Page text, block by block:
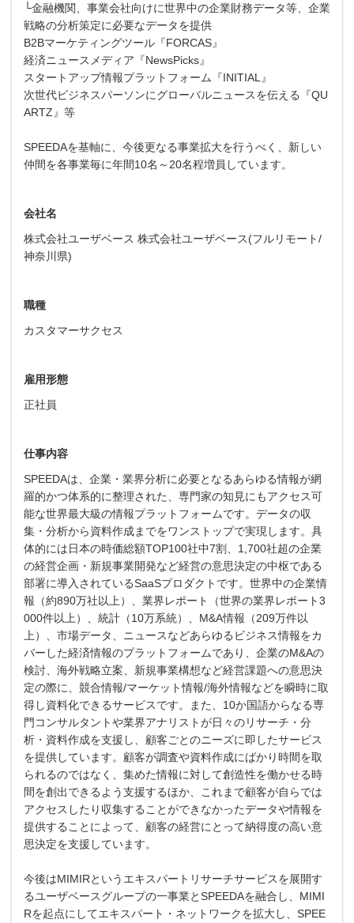
└金融機関、事業会社向けに世界中の企業財務データ等、企業
戦略の分析策定に必要なデータを提供
B2Bマーケティングツール『FORCAS』
経済ニュースメディア『NewsPicks』
スタートアップ情報プラットフォーム『INITIAL』
次世代ビジネスパーソンにグローバルニュースを伝える『QU
ARTZ』等
SPEEDAを基軸に、今後更なる事業拡大を行うべく、新しい
仲間を各事業毎に年間10名～20名程増員しています。
会社名
株式会社ユーザベース 株式会社ユーザベース(フルリモート/
神奈川県)
職種
カスタマーサクセス
雇用形態
正社員
仕事内容
SPEEDAは、企業・業界分析に必要となるあらゆる情報が網
羅的かつ体系的に整理された、専門家の知見にもアクセス可
能な世界最大級の情報プラットフォームです。データの収
集・分析から資料作成までをワンストップで実現します。具
体的には日本の時価総額TOP100社中7割、1,700社超の企業
の経営企画・新規事業開発など経営の意思決定の中枢である
部署に導入されているSaaSプロダクトです。世界中の企業情
報（約890万社以上）、業界レポート（世界の業界レポート3
000件以上）、統計（10万系統）、M&A情報（209万件以
上）、市場データ、ニュースなどあらゆるビジネス情報をカ
バーした経済情報のプラットフォームであり、企業のM&Aの
検討、海外戦略立案、新規事業構想など経営課題への意思決
定の際に、競合情報/マーケット情報/海外情報などを瞬時に取
得し資料化できるサービスです。また、10か国語からなる専
門コンサルタントや業界アナリストが日々のリサーチ・分
析・資料作成を支援し、顧客ごとのニーズに即したサービス
を提供しています。顧客が調査や資料作成にばかり時間を取
られるのではなく、集めた情報に対して創造性を働かせる時
間を創出できるよう支援するほか、これまで顧客が自らでは
アクセスしたり収集することができなかったデータや情報を
提供することによって、顧客の経営にとって納得度の高い意
思決定を支援しています。
今後はMIMIRというエキスパートリサーチサービスを展開す
るユーザベースグループの一事業とSPEEDAを融合し、MIMI
Rを起点にしてエキスパート・ネットワークを拡大し、SPEE